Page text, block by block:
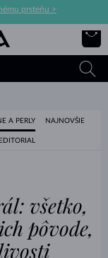
prsteňu >
A PERLY NAJNOVŠIE
EDITORIAL
všetko,
pôvode,